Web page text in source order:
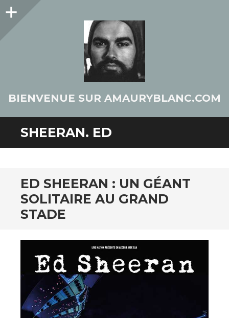
Colonne
BIENVENUE SUR AMAURYBLANC.COM
SHEERAN. ED
ED SHEERAN : UN GÉANT
SOLITAIRE AU GRAND
STADE